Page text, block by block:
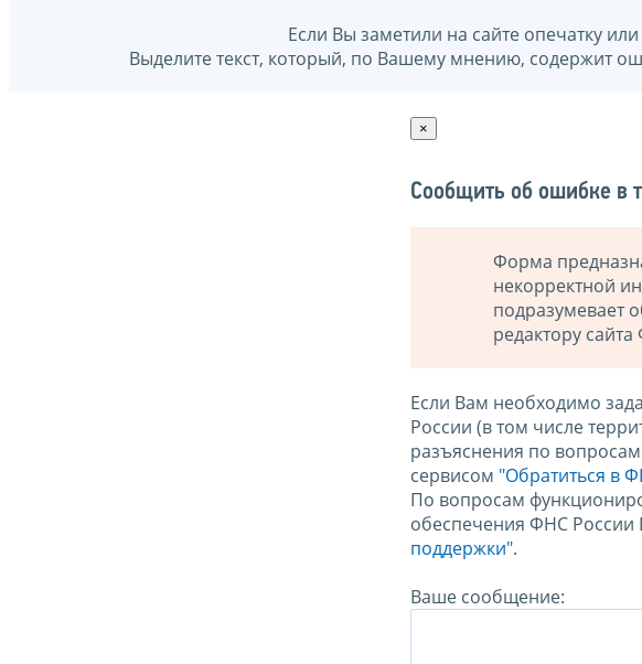
Если Вы заметили на сайте опечатку
Выделите текст, который, по Вашему мнению, содержит
×
Сообщить об ошибке в
Форма
некорректной
подразумевает
редактору
Если Вам необходимо
России (в том числе
разъяснения по
сервисом "Обратиться в
По вопросам
обеспечения ФНС России
поддержки".
Ваше сообщение: